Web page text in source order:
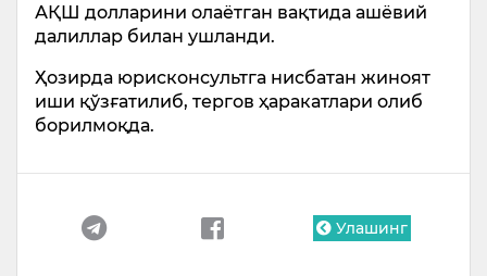
АҚШ долларини олаётган вақтида ашёвий
далиллар билан ушланди.
Ҳозирда юрисконсультга нисбатан жиноят
иши қўзғатилиб, тергов ҳаракатлари олиб
борилмоқда.
Улашинг